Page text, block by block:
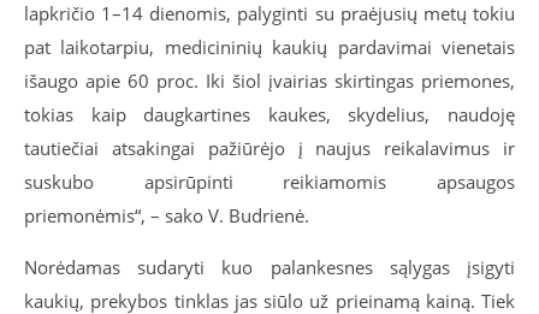
lapkričio 1–14 dienomis, palyginti su praėjusių metų tokiu
pat laikotarpiu, medicininių kaukių pardavimai vienetais
išaugo apie 60 proc. Iki šiol įvairias skirtingas priemones,
tokias kaip daugkartines kaukes, skydelius, naudoję
tautiečiai atsakingai pažiūrėjo į naujus reikalavimus ir
suskubo apsirūpinti reikiamomis apsaugos
priemonėmis“, – sako V. Budrienė.
Norėdamas sudaryti kuo palankesnes sąlygas įsigyti
kaukių, prekybos tinklas jas siūlo už prieinamą kainą. Tiek